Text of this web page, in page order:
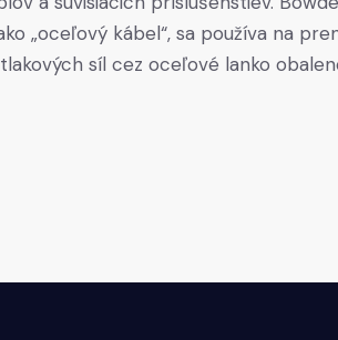
„oceľový kábel“, sa používa na
síl cez oceľové lanko